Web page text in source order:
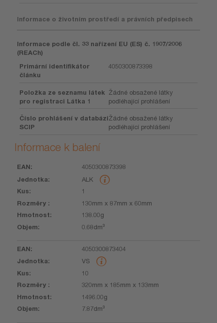
Informace o životním prostředí a právních předpisech
Informace podle čl. 33 nařízení EU (ES) č. 1907/2006
(REACh)
Primární identifikátor
článku
4050300873398
Položka ze seznamu látek
pro registraci Látka 1
Žádné obsažené látky
podléhající prohlášení
Číslo prohlášení v databázi
SCIP
Žádné obsažené látky
podléhající prohlášení
Informace k balení
EAN Kus Rozměry
4050300873398
ALK
1
130mm x 87mm x 60mm
138.00g
0.68dm³
4050300873404
VS
10
320mm x 185mm x 133mm
1496.00g
7.87dm³